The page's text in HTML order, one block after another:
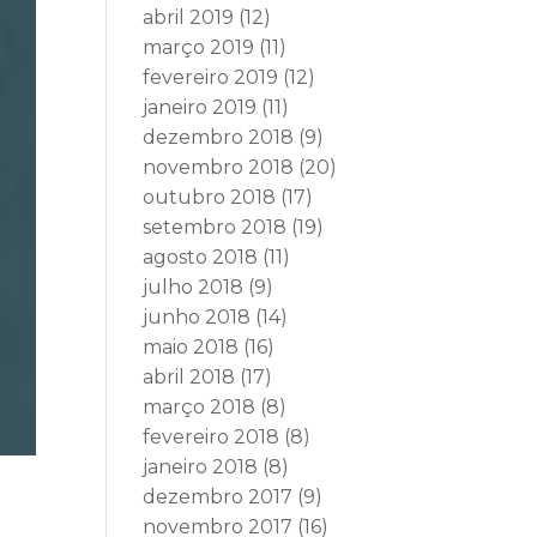
abril 2019 (12)
março 2019 (11)
fevereiro 2019 (12)
janeiro 2019 (11)
dezembro 2018 (9)
novembro 2018 (20)
outubro 2018 (17)
setembro 2018 (19)
agosto 2018 (11)
julho 2018 (9)
junho 2018 (14)
maio 2018 (16)
abril 2018 (17)
março 2018 (8)
fevereiro 2018 (8)
janeiro 2018 (8)
dezembro 2017 (9)
novembro 2017 (16)